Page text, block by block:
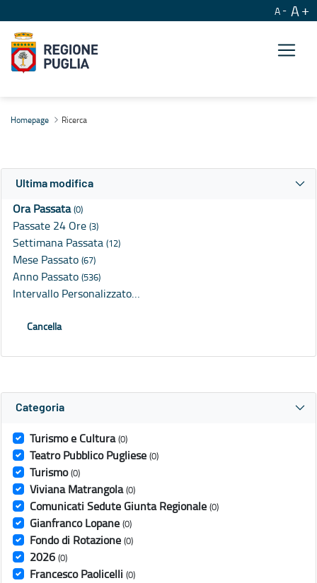
A A
Homepage Ricerca
Ultima modifica
Ora Passata(0)
Passate 24 Ore (3)
Settimana Passata (12)
Mese Passato (67)
Anno Passato (536)
Intervallo Personalizzato…
Cancella
Categoria
Turismo e Cultura (0)
Teatro Pubblico Pugliese (0)
Turismo (0)
Viviana Matrangola (0)
Comunicati Sedute Giunta Regionale (0)
Gianfranco Lopane (0)
Fondo di Rotazione (0)
2026 (0)
Francesco Paolicelli (0)